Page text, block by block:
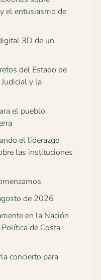
el entusiasmo de
3D de un
del Estado de
y la
el pueblo
el liderazgo
las instituciones
de 2026
en la Nación
de Costa
concierto para